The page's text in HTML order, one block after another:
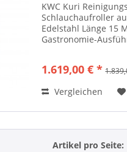
KWC Kuri
Schlauchaufroller
Edelstahl Länge 15
Gastronomie-
1.619,00 € *
Vergleichen
Artikel pro Seite: